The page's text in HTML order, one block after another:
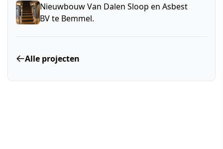
Nieuwbouw Van Dalen Sloop en Asbest
BV te Bemmel.
Alle projecten